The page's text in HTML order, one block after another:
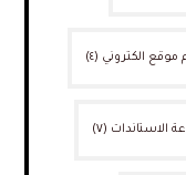
الكتروني (٤)
الاستاندات (٧)